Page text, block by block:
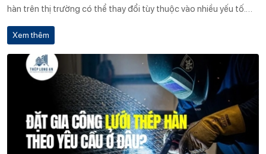
hàn trên thị trường có thể thay đổi tùy thuộc vào nhiều yếu tố.
Bài viết này sẽ cung cấp báo giá lưới thép hàn mới nhất từ CÔNG
TY TNHH SẢN XUẤT DỊCH VỤ THƯƠNG MẠI THÉP LONG AN và
tìm hiểu các yếu tố ảnh hưởng đến giá cả lưới thép hàn, giúp bạn
lựa chọn sản phẩm phù hợp với nhu cầu và ngân sách của mình.
Xem thêm